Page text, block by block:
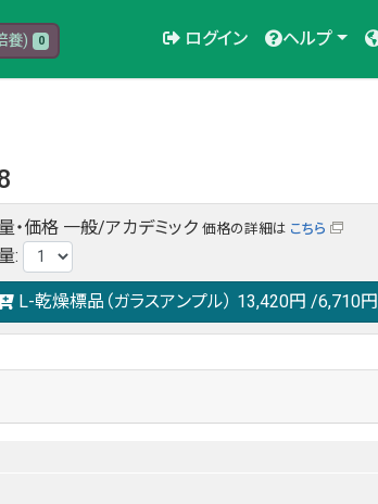
養) 0 ログイン ヘルプ
・価格 一般/アカデミック 価格の詳細は こちら
:
L-乾燥標品（ガラスアンプル） 13,420円 /6,710円